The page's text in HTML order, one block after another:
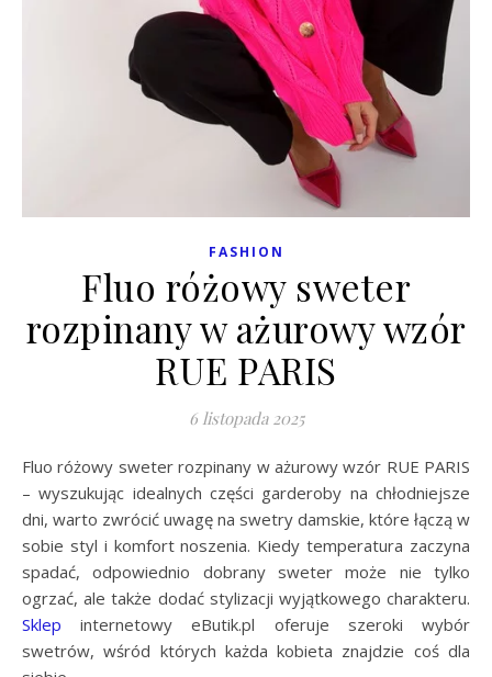
FASHION
Fluo różowy sweter
rozpinany w ażurowy wzór
RUE PARIS
6 listopada 2025
Fluo różowy sweter rozpinany w ażurowy wzór RUE PARIS
– wyszukując idealnych części garderoby na chłodniejsze
dni, warto zwrócić uwagę na swetry damskie, które łączą w
sobie styl i komfort noszenia. Kiedy temperatura zaczyna
spadać, odpowiednio dobrany sweter może nie tylko
ogrzać, ale także dodać stylizacji wyjątkowego charakteru.
Sklep internetowy eButik.pl oferuje szeroki wybór
swetrów, wśród których każda kobieta znajdzie coś dla